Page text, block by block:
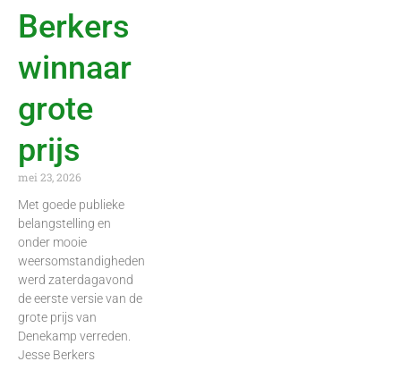
Berkers
winnaar
grote
prijs
mei 23, 2026
Met goede publieke
belangstelling en
onder mooie
weersomstandigheden
werd zaterdagavond
de eerste versie van de
grote prijs van
Denekamp verreden.
Jesse Berkers